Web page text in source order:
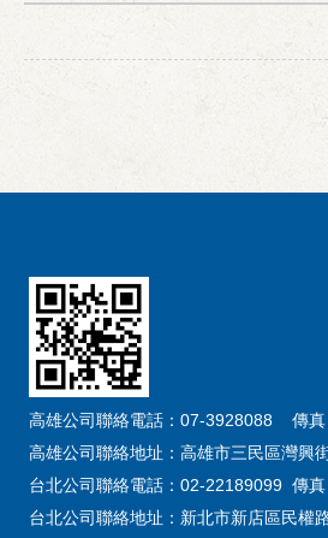
高雄公司聯絡電話：07-3928088 傳
高雄公司聯絡地址：高雄市三民區灣興
台北公司聯絡電話：02-22189099 傳
台北公司聯絡地址：新北市新店區民權